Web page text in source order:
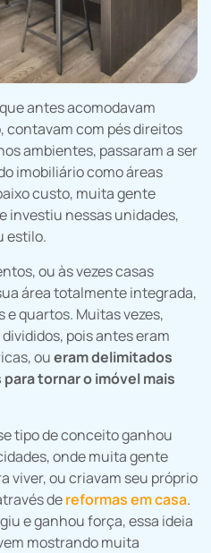
antes acomodavam
contavam com pés direitos
ambientes, passaram a ser
imobiliário como áreas
custo, muita gente
investiu nessas unidades,
estilo.
ou às vezes casas
área totalmente integrada,
quartos. Muitas vezes,
pois antes eram
oueram delimitados
tornar o imóvel mais
tipo de conceito ganhou
onde muita gente
viver, ou criavam seu próprio
dereformas em casa.
e ganhou força, essa ideia
mostrando muita